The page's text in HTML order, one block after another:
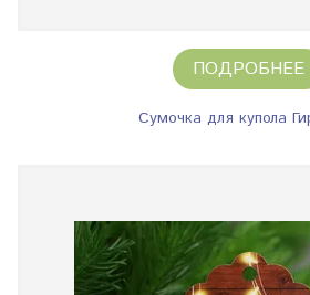
ПОДРОБНЕЕ
Сумочка для купола